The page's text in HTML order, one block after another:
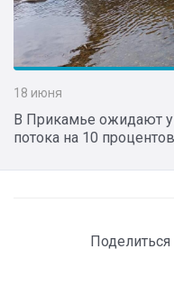
18 июня
В Прикамье ожидают
потока на 10 процентов